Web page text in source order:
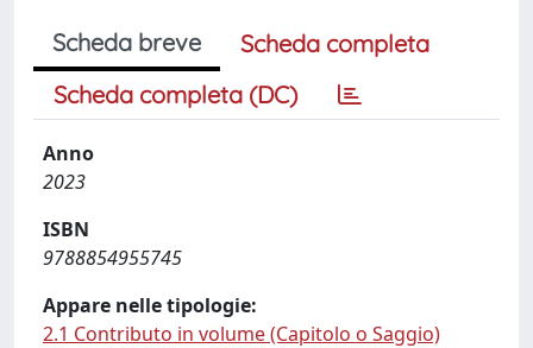
Scheda breve
Scheda completa
Scheda completa (DC)
Anno
2023
ISBN
9788854955745
Appare nelle tipologie:
2.1 Contributo in volume (Capitolo o Saggio)